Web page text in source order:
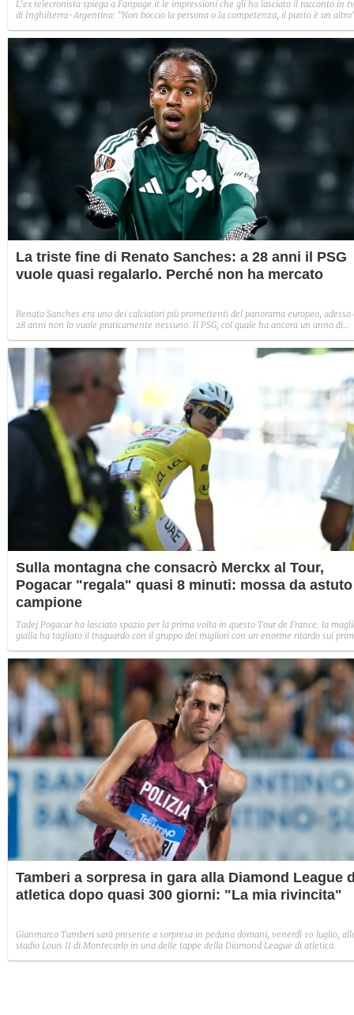
L'ex telecronista spiega a Fanpage.it le impressioni che gli ha lasciato il racconto in tv
di Inghilterra-Argentina: "Non boccio la persona o la competenza, il punto è un
La triste fine di Renato Sanches: a 28 anni il PSG
vuole quasi regalarlo. Perché non ha mercato
Renato Sanches era uno dei calciatori più promettenti del panorama europeo, adesso
28 anni non lo vuole praticamente nessuno. Il PSG, col quale ha ancora un anno di
Sulla montagna che consacrò Merckx al Tour,
Pogacar "regala" quasi 8 minuti: mossa da astuto
campione
Tadej Pogacar ha lasciato spazio per la prima volta in questo Tour de France: la
gialla ha tagliato il traguardo con il gruppo dei migliori con un enorme ritardo sui
Tamberi a sorpresa in gara alla Diamond League
atletica dopo quasi 300 giorni: "La mia rivincita"
Gianmarco Tamberi sarà presente a sorpresa in pedana domani, venerdì 10 luglio,
stadio Louis II di Montecarlo in una delle tappe della Diamond League di atletica.